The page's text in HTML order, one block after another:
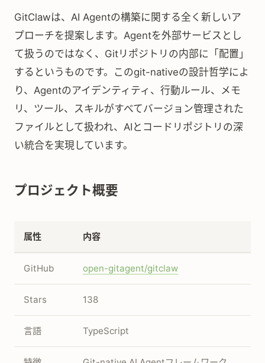
GitClawは、AI Agentの構築に関する全く新しいア
プローチを提案します。Agentを外部サービスとし
て扱うのではなく、Gitリポジトリの内部に「配置」
するというものです。このgit-nativeの設計哲学によ
り、Agentのアイデンティティ、行動ルール、メモ
リ、ツール、スキルがすべてバージョン管理された
ファイルとして扱われ、AIとコードリポジトリの深
い統合を実現しています。
プロジェクト概要
属性 内容
GitHub open-gitagent/gitclaw
Stars 138
言語 TypeScript